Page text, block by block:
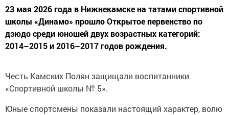
23 мая 2026 года в Нижнекамске на татами спортивной
школы «Динамо» прошло Открытое первенство по
дзюдо среди юношей двух возрастных категорий:
2014–2015 и 2016–2017 годов рождения.
Честь Камских Полян защищали воспитанники
«Спортивной школы № 5».
Юные спортсмены показали настоящий характер, волю